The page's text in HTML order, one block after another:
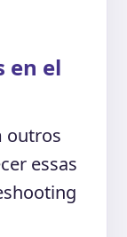
en el
outros
essas